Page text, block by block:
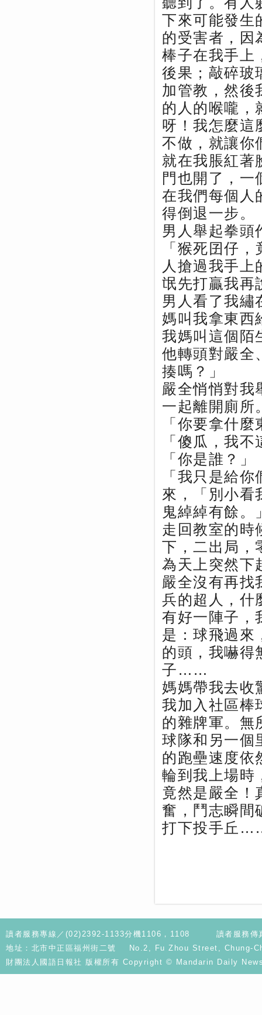
下來可能發生
的受害者，因
棒子在我手上
後果；敲碎玻
加管教，然後
的人的喉嚨，
呀！我怎麼這
不做，就讓你
就在我脹紅著
門也開了，一
在我們每個人
得倒退一步。
男人舉起拳頭
「猴死囝仔
人搶過我手
氓先打贏我再
男人看了我繡
媽叫我拿東西
我媽叫這個陌
他轉頭對嚴全
揍嗎？」
嚴全悄悄對我
一起離開廁所
「你要拿什
「傻瓜，我
「你是誰？」
「我只是給
來，「別小看
鬼綽綽有餘。
走回教室的時
下，二出局，
為天上突然下
嚴全沒有再找
兵的超人，什
有好一陣子，
是：球飛過來
的頭，我嚇得
子……
媽媽帶我去收
我加入社區棒
的雜牌軍。無
球隊和另一個
的跑壘速度依
輪到我上場時
竟然是嚴全！
奮，鬥志瞬間
打下投手丘
讀者服務專線／(02)2392-1133分機1106，1108
讀者服務
地址：北市中正區福州街二號 No.2, Fu Zhou Street, Chung-
財團法人國語日報社 版權所有 Copyright © Mandarin Daily